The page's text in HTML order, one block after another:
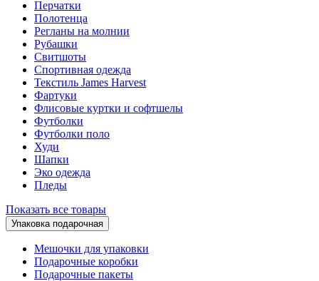
Перчатки
Полотенца
Регланы на молнии
Рубашки
Свитшоты
Спортивная одежда
Текстиль James Harvest
Фартуки
Флисовые куртки и софтшелы
Футболки
Футболки поло
Худи
Шапки
Эко одежда
Пледы
Показать все товары
Упаковка подарочная
Мешочки для упаковки
Подарочные коробки
Подарочные пакеты